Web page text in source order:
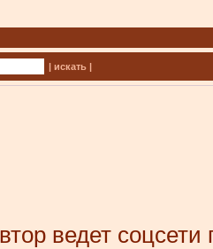
| искать |
ведет соцсети